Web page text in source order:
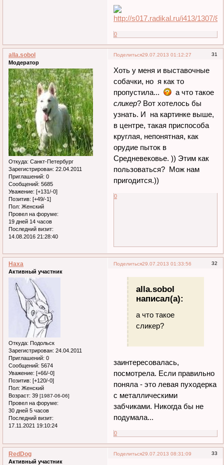
0
Поделиться 31
29.07.2013 01:12:27
alla.sobol
Модератор
Откуда: Санкт-Петербург
Зарегистрирован: 22.04.2011
Приглашений: 0
Сообщений: 5685
Уважение: [+131/-0]
Позитив: [+49/-1]
Пол: Женский
Провел на форуме:
19 дней 14 часов
Последний визит:
14.08.2016 21:28:40
Хоть у меня и выставочные
собачки, но я как то
пропустила...
а что такое
сликер? Вот хотелось бы
узнать. И на картинке выше,
в центре, такая приспособа
круглая, непонятная, как
орудие пыток в
Средневековье. )) Этим как
пользоваться? Мож нам
пригодится.))
0
Поделиться 32
29.07.2013 01:33:56
Наха
Активный участник
Откуда: Подольск
Зарегистрирован: 24.04.2011
Приглашений: 0
Сообщений: 5674
Уважение: [+66/-0]
Позитив: [+120/-0]
Пол: Женский
Возраст: 39 [1987-06-06]
Провел на форуме:
30 дней 5 часов
Последний визит:
17.11.2021 19:10:24
alla.sobol
написал(а):
а что такое
сликер?
заинтересовалась,
посмотрела. Если правильно
поняла - это левая пуходерка
с металлическими
забчиками. Никогда бы не
подумала...
0
Поделиться 33
29.07.2013 08:31:09
RedDog
Активный участник